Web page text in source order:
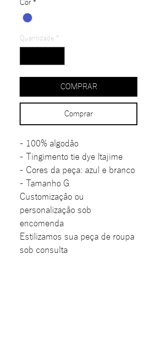
Cor *
Quantidade *
COMPRAR
Comprar
- 100% algodão
- Tingimento tie dye Itajime
- Cores da peça: azul e branco
- Tamanho G
Customização ou
personalização sob
encomenda
Estilizamos sua peça de roupa
sob consulta